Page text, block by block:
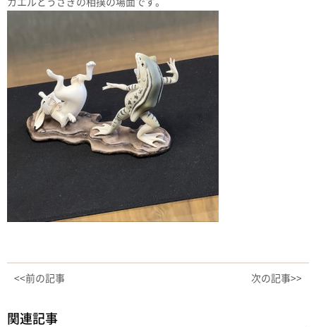
カエルとうさぎの相撲の場面です。
<<前の記事 次の記事>>
関連記事